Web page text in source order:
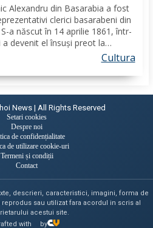
Alexandru din Basarabia a fost
clerici basarabeni din
a născut în 14 aprilie 1861, într-
devenit el însuși preot la
din Călăraşi-sat, în
azi. A...
Cultura
News | All Rights Reserved
Setari cookies
Despre noi
de confidențialitate
de utilizare cookie-uri
Termeni și condiții
Contact
descrieri, caracteristici, imagini, forma de
sau utilizat fara acordul in scris al
acestui site.
with
by